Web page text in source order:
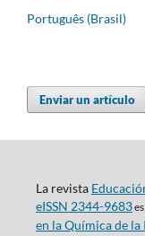
Português (Brasil)
Enviar un artículo
La revista
eISSN 2344-9683
en la Química de